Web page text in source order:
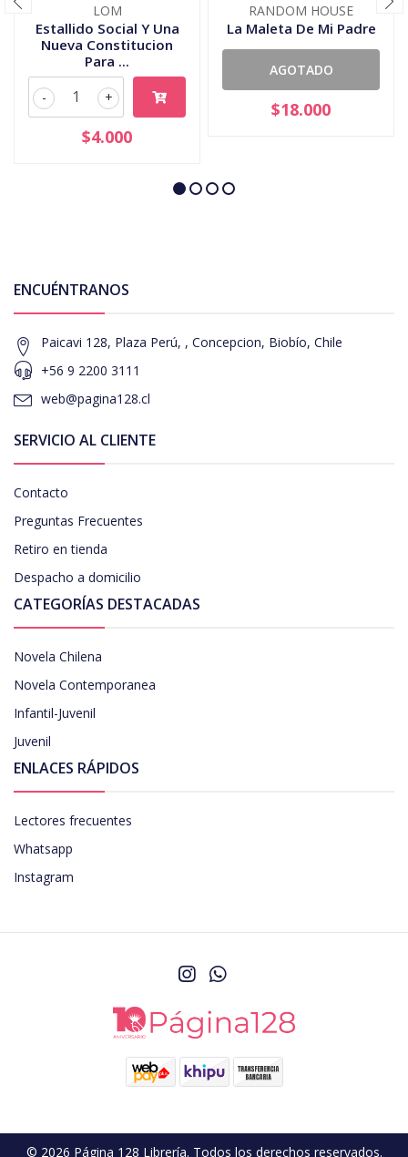
LOM
Estallido Social Y Una
Nueva Constitucion
Para ...
+
-
$4.000
RANDOM HOUSE
La Maleta De Mi Padre
AGOTADO
$18.000
ENCUÉNTRANOS
Paicavi 128, Plaza Perú, , Concepcion, Biobío, Chile
+56 9 2200 3111
web@pagina128.cl
SERVICIO AL CLIENTE
Contacto
Preguntas Frecuentes
Retiro en tienda
Despacho a domicilio
CATEGORÍAS DESTACADAS
Novela Chilena
Novela Contemporanea
Infantil-Juvenil
Juvenil
ENLACES RÁPIDOS
Lectores frecuentes
Whatsapp
Instagram
© 2026 Página 128 Librería. Todos los derechos reservados.